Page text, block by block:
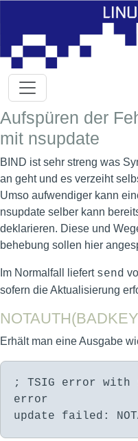
Aufspüren der
mit nsupdate
BIND ist sehr streng was
an geht und es verzeiht
Umso aufwendiger kann
nsupdate selber kann
deklarieren. Diese und
behebung sollen hier
Im Normalfall liefert send
sofern die Aktualisierung
Erhält man eine Ausgabe
; TSIG error
error
update failed: